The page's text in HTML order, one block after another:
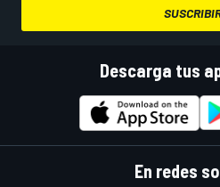
Descarga tus
En redes